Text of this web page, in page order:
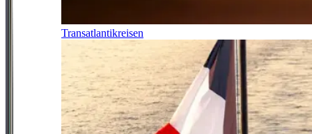
Transatlantikreisen